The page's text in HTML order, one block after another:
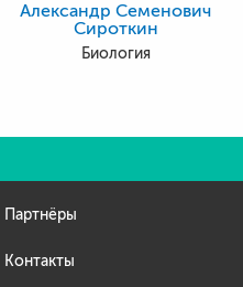
Александр Семенович
Сироткин
Биология
Партнёры
Контакты